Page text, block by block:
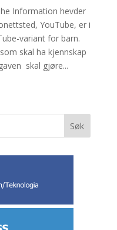
Information hevder
YouTube, er i
variant for barn.
skal ha kjennskap
skal gjøre...